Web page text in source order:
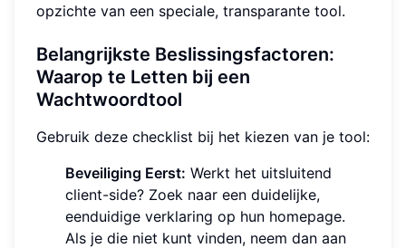
opzichte van een speciale, transparante tool.
Belangrijkste Beslissingsfactoren:
Waarop te Letten bij een
Wachtwoordtool
Gebruik deze checklist bij het kiezen van je tool:
Beveiliging Eerst: Werkt het uitsluitend
client-side? Zoek naar een duidelijke,
eenduidige verklaring op hun homepage.
Als je die niet kunt vinden, neem dan aan